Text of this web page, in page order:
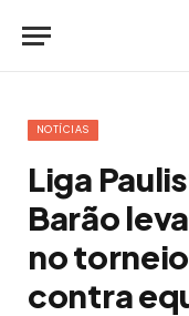
NOTÍCIAS
Liga
Barão
no
contra